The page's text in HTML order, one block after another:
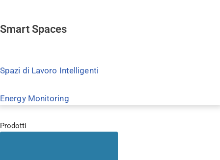
Smart Spaces
Spazi di Lavoro Intelligenti
Energy Monitoring
Prodotti